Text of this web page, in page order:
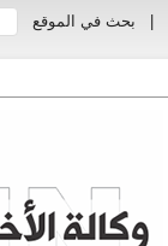
بحث في الموقع